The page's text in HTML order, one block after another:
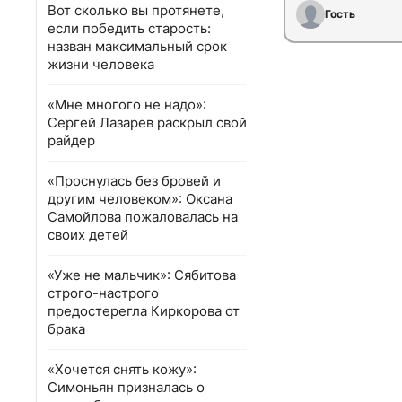
Вот сколько вы протянете,
если победить старость:
назван максимальный срок
жизни человека
«Мне многого не надо»:
Сергей Лазарев раскрыл свой
райдер
«Проснулась без бровей и
другим человеком»: Оксана
Самойлова пожаловалась на
своих детей
«Уже не мальчик»: Сябитова
строго-настрого
предостерегла Киркорова от
брака
«Хочется снять кожу»:
Симоньян призналась о
Гость